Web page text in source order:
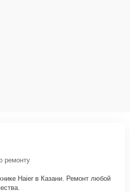
ремонту
Haier в Казани. Ремонт любой